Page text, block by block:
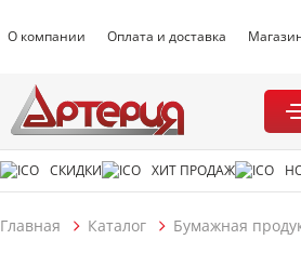
О компании Оплата и доставка
СКИДКИ ХИТ ПРОДАЖ
Главная Каталог Бумажная